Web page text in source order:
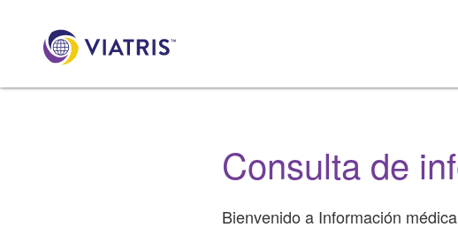
Consulta de
Bienvenido a Información